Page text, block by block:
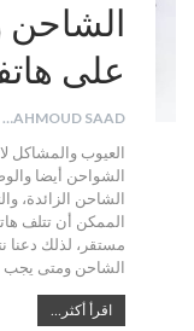
على
MAHMOUD SAAD
العيوب والمشاكل
الشواحن أيضا
الشاحن الزائدة،
الممكن أن تتلف
مستقر، لذلك
الشاحن ومتى يجب
اقرأ أكثر...